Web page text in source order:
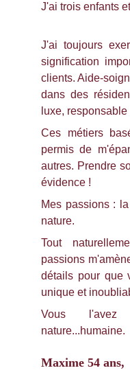
J'ai trois enfants
J'ai toujours
signification
clients. Aide-
dans des
luxe,
Ces métiers
permis de
autres. Prendre
évidence !
Mes passions :
nature.
Tout
passions
détails pour que
unique et
Vous
nature...humaine.
Maxime 54 ans,